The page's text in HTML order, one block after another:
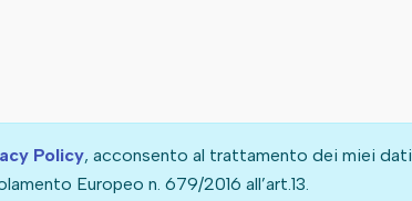
Policy, acconsento al trattamento dei miei dati
Europeo n. 679/2016 all’art.13.